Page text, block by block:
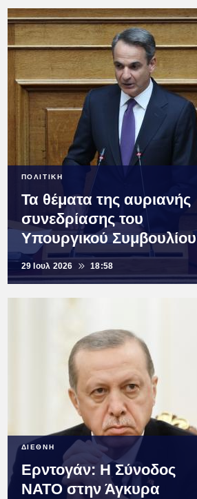
ΠΟΛΙΤΙΚΗ
Τα θέματα της αυριανής
συνεδρίασης του
Υπουργικού Συμβουλίου
29 Ιουλ 2026 18:58
ΔΙΕΘΝΗ
Ερντογάν: Η Σύνοδος
ΝΑΤΟ στην Άγκυρα